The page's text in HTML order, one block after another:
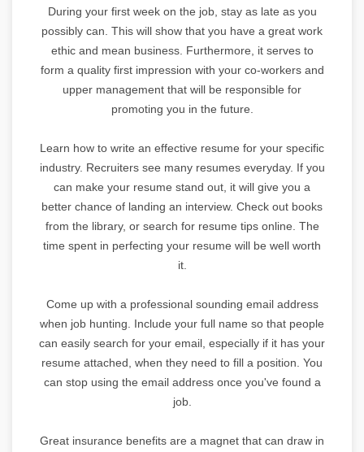
During your first week on the job, stay as late as you
possibly can. This will show that you have a great work
ethic and mean business. Furthermore, it serves to
form a quality first impression with your co-workers and
upper management that will be responsible for
promoting you in the future.
Learn how to write an effective resume for your specific
industry. Recruiters see many resumes everyday. If you
can make your resume stand out, it will give you a
better chance of landing an interview. Check out books
from the library, or search for resume tips online. The
time spent in perfecting your resume will be well worth
it.
Come up with a professional sounding email address
when job hunting. Include your full name so that people
can easily search for your email, especially if it has your
resume attached, when they need to fill a position. You
can stop using the email address once you've found a
job.
Great insurance benefits are a magnet that can draw in